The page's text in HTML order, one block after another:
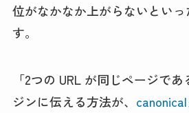
位がなかなか上がらないとい
す。
「2つの URL が同じページで
ジンに伝える方法が、